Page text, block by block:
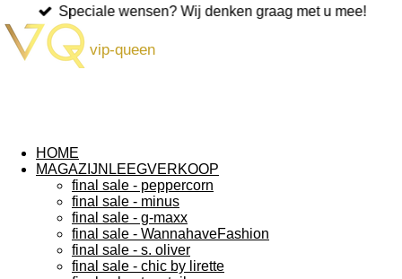
Speciale wensen? Wij denken graag met u mee!
vip-queen
HOME
MAGAZIJNLEEGVERKOOP
final sale - peppercorn
final sale - minus
final sale - g-maxx
final sale - WannahaveFashion
final sale - s. oliver
final sale - chic by lirette